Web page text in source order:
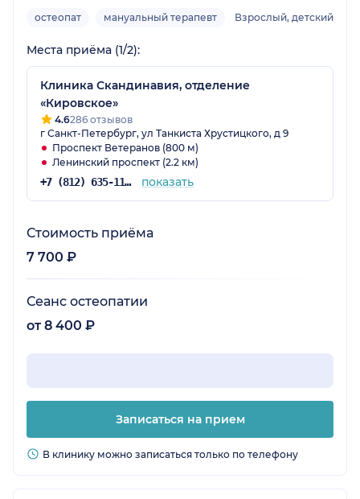
остеопат мануальный терапевт Взрослый, детский
Места приёма (1/2):
Клиника Скандинавия, отделение
«Кировское»
4.6286 отзывов
г Санкт-Петербург, ул Танкиста Хрустицкого, д 9
Проспект Ветеранов (800 м)
Ленинский проспект (2.2 км)
+7 (812) 635-11-79 показать
Стоимость приёма
7 700 ₽
Сеанс остеопатии
от 8 400 ₽
Записаться на прием
В клинику можно записаться только по телефону